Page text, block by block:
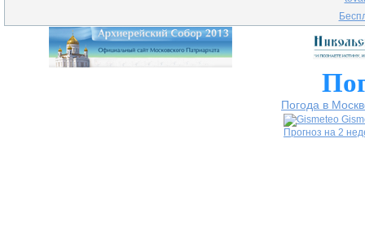
Погода в
Прогноз на 2